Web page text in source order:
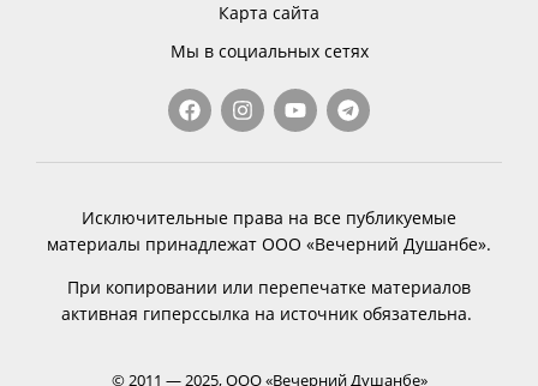
Карта сайта
Мы в социальных сетях
Исключительные права на все публикуемые
материалы принадлежат ООО «Вечерний Душанбе».
При копировании или перепечатке материалов
активная гиперссылка на источник обязательна.
© 2011 — 2025, ООО «Вечерний Душанбе»